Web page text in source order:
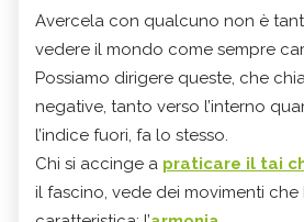
Avercela con qualcuno non è
vedere il mondo come sempre
Possiamo dirigere queste, che
negative, tanto verso l’interno
l’indice fuori, fa lo stesso.
Chi si accinge a praticare il tai
il fascino, vede dei movimenti